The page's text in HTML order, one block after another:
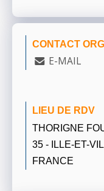
CONTACT
E-MAIL
LIEU DE RDV
THORIGNE
35 - ILLE-ET-
FRANCE